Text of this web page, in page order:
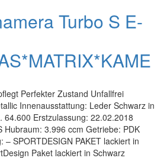
Turbo S E-
Perfekter Zustand Unfallfrei
Innenausstattung: Leder Schwarz in
64.600 Erstzulassung: 22.02.2018
Hubraum: 3.996 ccm Getriebe: PDK
– SPORTDESIGN PAKET lackiert in
Paket lackiert in Schwarz